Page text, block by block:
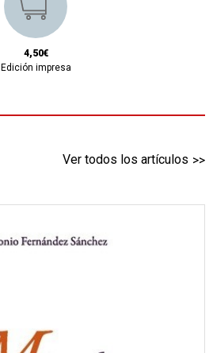
4,50€
Edición impresa
Ver todos los artículos